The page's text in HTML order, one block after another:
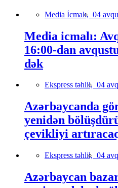
Media İcmalı, 04
Media icmalı:
16:00-dan
dək
Ekspress təhlil, 04
Azərbaycanda
yenidən
çevikliyi
Ekspress təhlil, 04
Azərbaycan